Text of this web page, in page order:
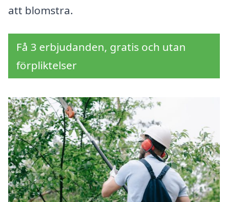
att blomstra.
Få 3 erbjudanden, gratis och utan
förpliktelser